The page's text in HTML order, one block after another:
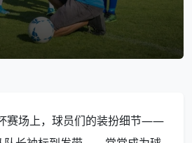
赛场上，球员们的装扮细节——